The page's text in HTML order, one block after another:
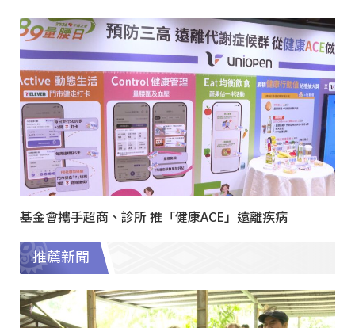
基金會攜手超商、診所 推「健康ACE」遠離疾病
推薦新聞